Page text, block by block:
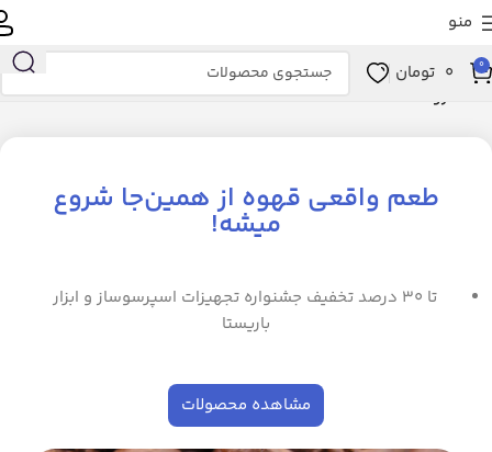
منو
0
0 تومان
فروشگاه
طعم واقعی قهوه از همین‌جا شروع
میشه!
تا ۳۰ درصد تخفیف جشنواره تجهیزات اسپرسوساز و ابزار
باریستا
مشاهده محصولات